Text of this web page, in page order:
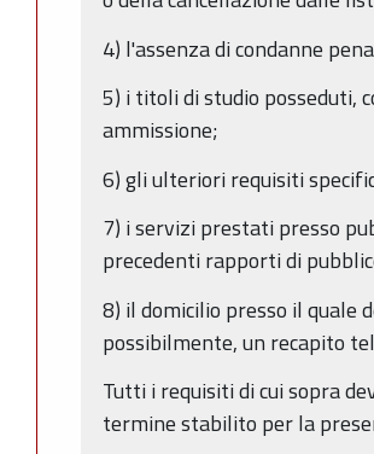
4) l'assenza di condanne
5) i titoli di studio posseduti,
ammissione;
6) gli ulteriori requisiti
7) i servizi prestati presso
precedenti rapporti di
8) il domicilio presso il quale
possibilmente, un recapito
Tutti i requisiti di cui sopra
termine stabilito per la